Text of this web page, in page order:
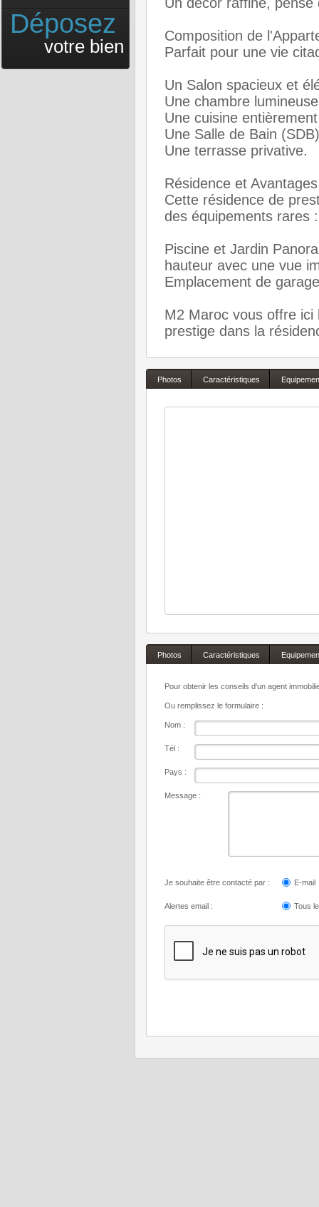
Déposez
votre bien
Composition de
Parfait pour une vie
Un Salon spacieux et
Une chambre
Une cuisine
Une Salle de Bain
Une terrasse privative.
Résidence et
Cette résidence de
des équipements rares :
Piscine et Jardin
hauteur avec une vue
Emplacement de
M2 Maroc vous offre
prestige dans la
Photos Caractéristiques
Photos Caractéristiques
Pour obtenir les conseils d'un agent
Ou remplissez le formulaire :
Nom :
Tél :
Pays :
Message :
Je souhaite être contacté par : E-mail
Alertes email : Tous